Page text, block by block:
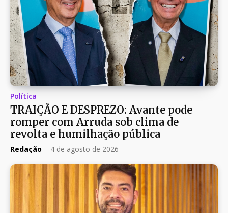
Política
TRAIÇÃO E DESPREZO: Avante pode
romper com Arruda sob clima de
revolta e humilhação pública
Redação - 4 de agosto de 2026